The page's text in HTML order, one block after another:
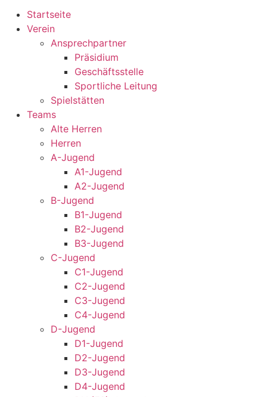
Startseite
Verein
Ansprechpartner
Präsidium
Geschäftsstelle
Sportliche Leitung
Spielstätten
Teams
Alte Herren
Herren
A-Jugend
A1-Jugend
A2-Jugend
B-Jugend
B1-Jugend
B2-Jugend
B3-Jugend
C-Jugend
C1-Jugend
C2-Jugend
C3-Jugend
C4-Jugend
D-Jugend
D1-Jugend
D2-Jugend
D3-Jugend
D4-Jugend